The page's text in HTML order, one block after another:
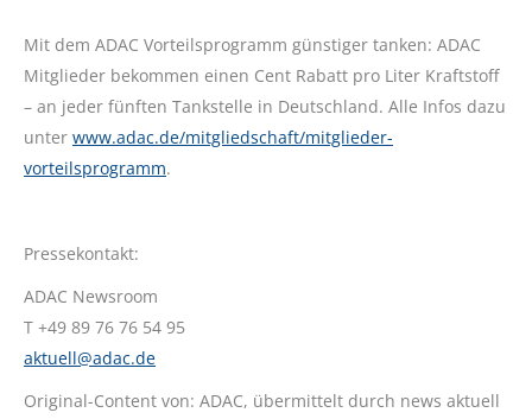
Mit dem ADAC Vorteilsprogramm günstiger tanken: ADAC
Mitglieder bekommen einen Cent Rabatt pro Liter Kraftstoff
– an jeder fünften Tankstelle in Deutschland. Alle Infos dazu
unter www.adac.de/mitgliedschaft/mitglieder-
vorteilsprogramm.
Pressekontakt:
ADAC Newsroom
T +49 89 76 76 54 95
aktuell@adac.de
Original-Content von: ADAC, übermittelt durch news aktuell